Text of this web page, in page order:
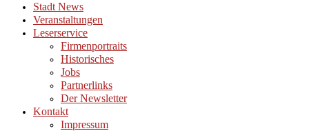
Stadt News
Veranstaltungen
Leserservice
Firmenportraits
Historisches
Jobs
Partnerlinks
Der Newsletter
Kontakt
Impressum